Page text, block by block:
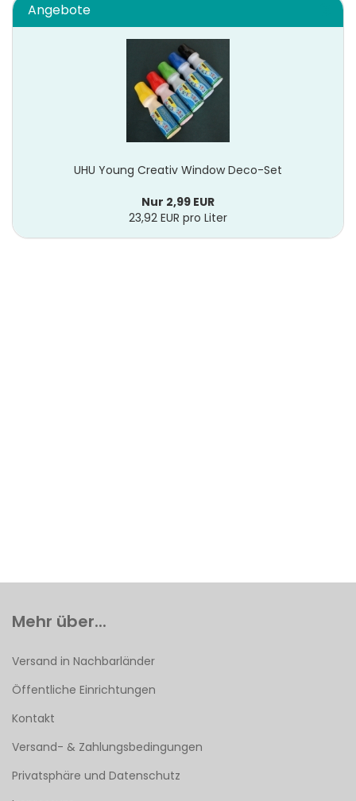
Angebote
UHU Young Creativ Window Deco-Set
Nur 2,99 EUR
23,92 EUR pro Liter
Mehr über...
Versand in Nachbarländer
Öffentliche Einrichtungen
Kontakt
Versand- & Zahlungsbedingungen
Privatsphäre und Datenschutz